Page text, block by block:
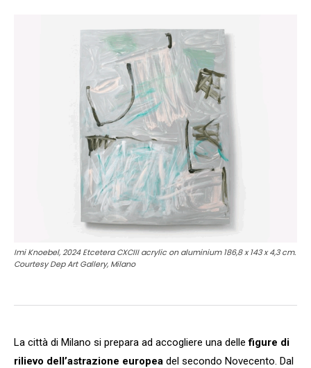
Imi Knoebel, 2024 Etcetera CXCIII acrylic on aluminium 186,8 x 143 x 4,3 cm.
Courtesy Dep Art Gallery, Milano
La città di Milano si prepara ad accogliere una dellefigure di
rilievo dell’astrazione europea del secondo Novecento. Dal